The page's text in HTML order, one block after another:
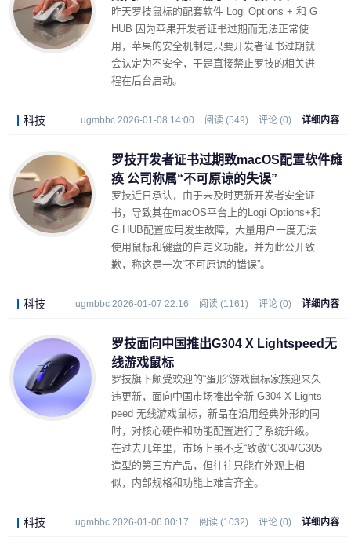
昨天罗技鼠标的配套软件 Logi Options + 和 G
HUB 因为苹果开发者证书过期而无法正常使
用，苹果的安全机制是只要开发者证书过期就
会认定为不安全，于是直接禁止罗技的相关进
程在后台启动。
科技 ugmbbc 2026-01-08 14:00 阅读 (549) 评论 (0) 详细内容
罗技开发者证书过期致macOS配置软件瘫
痪 公司称属“不可原谅的失误”
罗技近日承认，由于未及时更新开发者安全证
书，导致其在macOS平台上的Logi Options+和
G HUB配置应用发生故障，大量用户一度无法
使用鼠标和键盘的自定义功能，并为此公开致
歉，称这是一次“不可原谅的错误”。
科技 ugmbbc 2026-01-07 22:16 阅读 (1161) 评论 (0) 详细内容
罗技面向中国推出G304 X Lightspeed无
线游戏鼠标
罗技旗下颇受欢迎的“蛋形”游戏鼠标家族迎来久
违更新，面向中国市场推出全新 G304 X Lights
peed 无线游戏鼠标，新品在沿用经典外形的同
时，对核心硬件和功能配置进行了系统升级。
在过去几年里，市场上虽不乏“致敬”G304/G305
造型的第三方产品，但往往只能在外观上相
似，内部规格和功能上难言齐全。
科技 ugmbbc 2026-01-06 00:17 阅读 (1032) 评论 (0) 详细内容